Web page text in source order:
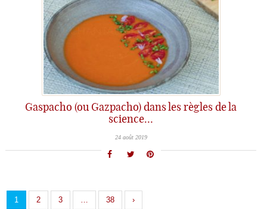
Gaspacho (ou Gazpacho) dans les règles de la
science…
24 août 2019
1 2 3 … 38 ›